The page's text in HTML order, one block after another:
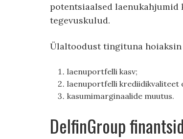
potentsiaalsed
tegevuskulud.
Ülaltoodust tingituna hoiaksin
laenuportfelli kasv;
laenuportfelli krediidikvaliteet
kasumimarginaalide muutus.
DelfinGroup finantsid